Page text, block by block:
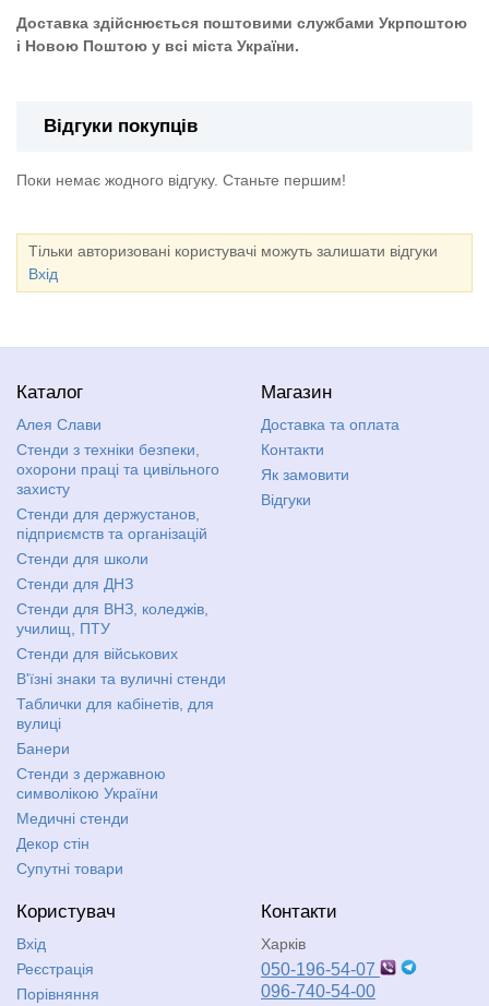
Доставка здійснюється поштовими службами Укрпоштою
і Новою Поштою у всі міста України.
Відгуки покупців
Поки немає жодного відгуку. Станьте першим!
Тільки авторизовані користувачі можуть залишати відгуки
Вхід
Каталог
Алея Слави
Стенди з техніки безпеки,
охорони праці та цивільного
захисту
Стенди для держустанов,
підприємств та організацій
Стенди для школи
Стенди для ДНЗ
Стенди для ВНЗ, коледжів,
училищ, ПТУ
Стенди для військових
В'їзні знаки та вуличні стенди
Таблички для кабінетів, для
вулиці
Банери
Стенди з державною
символікою України
Медичні стенди
Декор стін
Супутні товари
Магазин
Доставка та оплата
Контакти
Як замовити
Відгуки
Користувач
Вхід
Реєстрація
Порівняння
Контакти
Харків
050-196-54-07
096-740-54-00